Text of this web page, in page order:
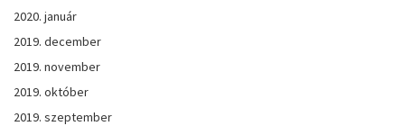
2020. január
2019. december
2019. november
2019. október
2019. szeptember